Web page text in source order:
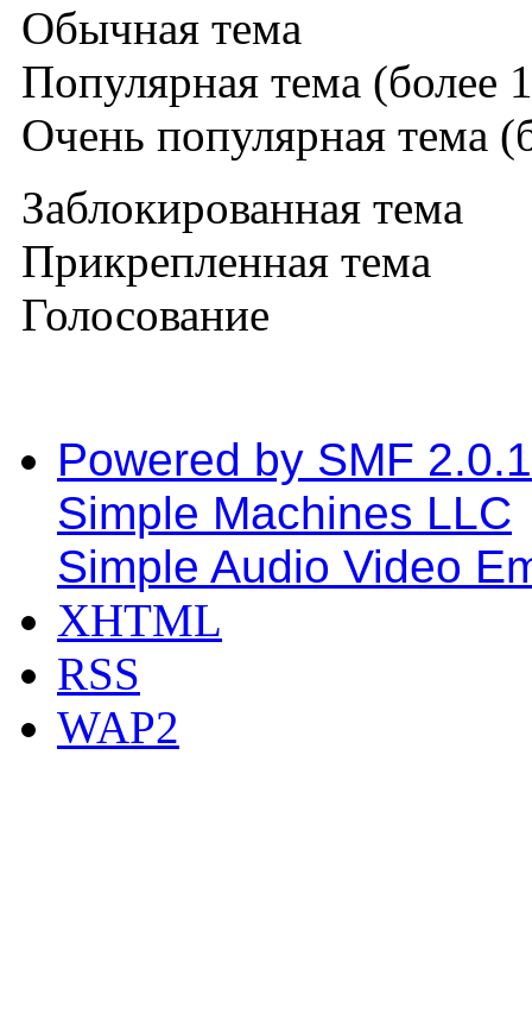
Обычная тема
Популярная тема (более
Очень популярная тема
Заблокированная тема
Прикрепленная тема
Голосование
Powered by SMF
Simple Machines LLC
Simple Audio Video
XHTML
RSS
WAP2